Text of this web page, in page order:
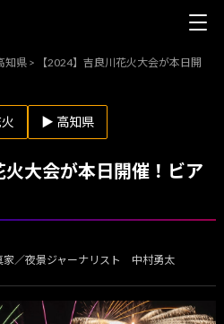
知県 >
【2024】吉良川花火大会が本日開
▶ 高知県
火大会が本日開催！ビア
家／夜景ジャーナリスト 中村勇太